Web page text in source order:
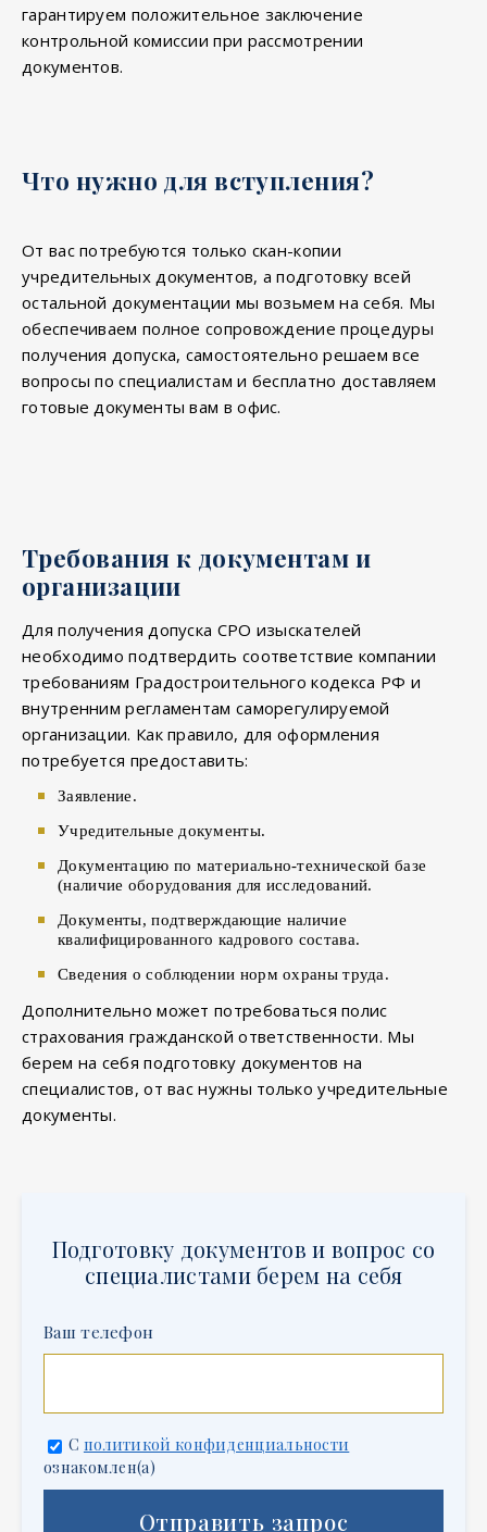
гарантируем положительное заключение
контрольной комиссии при рассмотрении
документов.
Что нужно для вступления?
От вас потребуются только скан-копии
учредительных документов, а подготовку всей
остальной документации мы возьмем на себя. Мы
обеспечиваем полное сопровождение процедуры
получения допуска, самостоятельно решаем все
вопросы по специалистам и бесплатно доставляем
готовые документы вам в офис.
Требования к документам и
организации
Для получения допуска СРО изыскателей
необходимо подтвердить соответствие компании
требованиям Градостроительного кодекса РФ и
внутренним регламентам саморегулируемой
организации. Как правило, для оформления
потребуется предоставить:
Заявление.
Учредительные документы.
Документацию по материально-технической базе
(наличие оборудования для исследований.
Документы, подтверждающие наличие
квалифицированного кадрового состава.
Сведения о соблюдении норм охраны труда.
Дополнительно может потребоваться полис
страхования гражданской ответственности. Мы
берем на себя подготовку документов на
специалистов, от вас нужны только учредительные
документы.
Подготовку документов и вопрос со
специалистами берем на себя
Ваш телефон
C политикой конфиденциальности
ознакомлен(а)
Отправить запрос